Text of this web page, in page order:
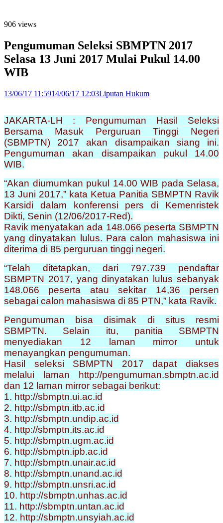
906 views
Pengumuman Seleksi SBMPTN 2017
Selasa 13 Juni 2017 Mulai Pukul 14.00
WIB
13/06/17 11:5914/06/17 12:03Liputan Hukum
JAKARTA-LH : Pengumuman Hasil Seleksi
Bersama Masuk Perguruan Tinggi Negeri
(SBMPTN) 2017 akan disampaikan siang ini.
Pengumuman akan disampaikan pukul 14.00
WIB.
“Akan diumumkan pukul 14.00 WIB pada Selasa,
13 Juni 2017,” kata Ketua Panitia SBMPTN Ravik
Karsidi dalam konferensi pers di Kemenristek
Dikti, Senin (12/06/2017-Red).
Ravik menyatakan ada 148.066 peserta SBMPTN
yang dinyatakan lulus. Para calon mahasiswa ini
diterima di 85 perguruan tinggi negeri.
“Telah ditetapkan, dari 797.739 pendaftar
SBMPTN 2017, yang dinyatakan lulus sebanyak
148.066 peserta atau sekitar 14,36 persen
sebagai calon mahasiswa di 85 PTN,” kata Ravik.
Pengumuman bisa disimak di situs resmi
SBMPTN. Selain itu, panitia SBMPTN
menyediakan 12 laman mirror untuk
menayangkan pengumuman.
Hasil seleksi SBMPTN 2017 dapat diakses
melalui laman http://pengumuman.sbmptn.ac.id
dan 12 laman mirror sebagai berikut:
1. http://sbmptn.ui.ac.id
2. http://sbmptn.itb.ac.id
3. http://sbmptn.undip.ac.id
4. http://sbmptn.its.ac.id
5. http://sbmptn.ugm.ac.id
6. http://sbmptn.ipb.ac.id
7. http://sbmptn.unair.ac.id
8. http://sbmptn.unand.ac.id
9. http://sbmptn.unsri.ac.id
10. http://sbmptn.unhas.ac.id
11. http://sbmptn.untan.ac.id
12. http://sbmptn.unsyiah.ac.id